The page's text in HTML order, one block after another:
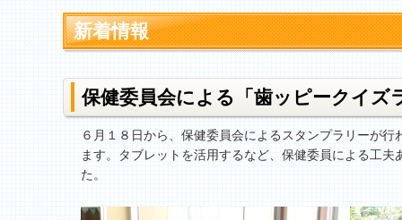
新着情報
保健委員会による「歯ッピークイズ
６月１８日から、保健委員会によるスタンプラリーが
ます。タブレットを活用するなど、保健委員による工
た。